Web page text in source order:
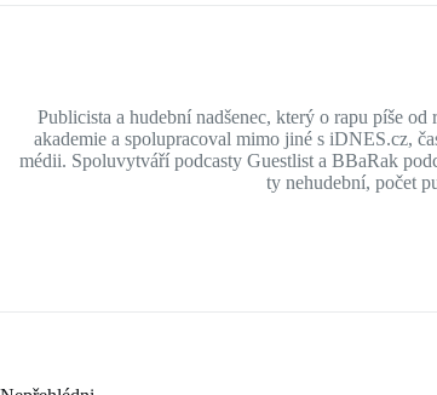
Publicista a hudební nadšenec, který o rapu píše
akademie a spolupracoval mimo jiné s iDNES.cz,
médii. Spoluvytváří podcasty Guestlist a BBaRak
ty nehudební, počet